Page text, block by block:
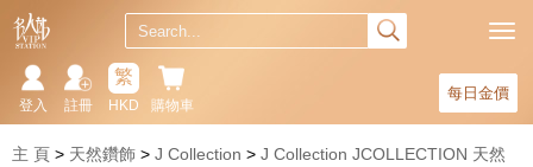
每日金價
購物車
繁
HKD
註冊
登入
主 頁 天然鑽飾 J Collection
J Collection JCOLLECTION 天然